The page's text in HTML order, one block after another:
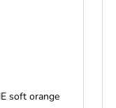
soft orange